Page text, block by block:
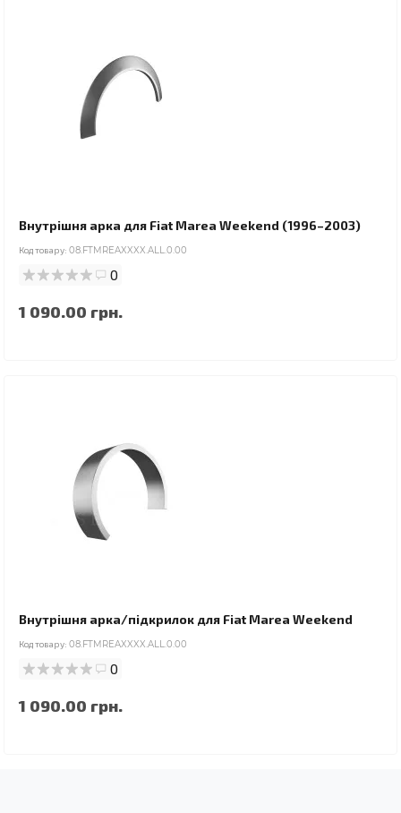
Внутрішня арка для Fiat Marea Weekend (1996–2003)
Код товару: 08.FTMREAXXXX.ALL.0.00
0
1 090.00 грн.
Внутрішня арка/підкрилок для Fiat Marea Weekend
Код товару: 08.FTMREAXXXX.ALL.0.00
0
1 090.00 грн.